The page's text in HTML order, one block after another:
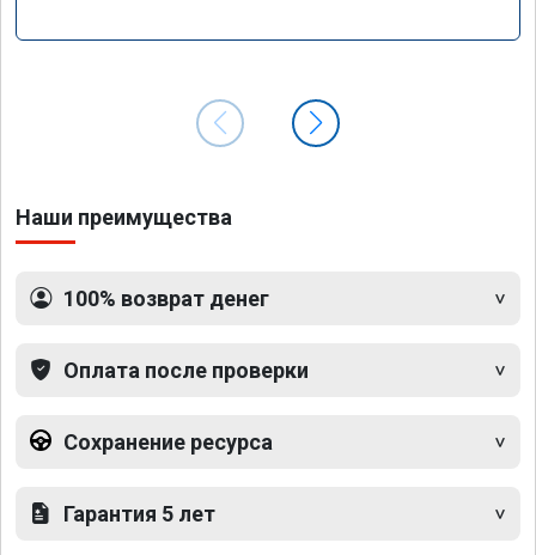
Наши преимущества
100% возврат денег
Оплата после проверки
Сохранение ресурса
Гарантия 5 лет